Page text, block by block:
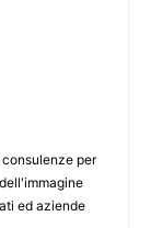
per
ed aziende